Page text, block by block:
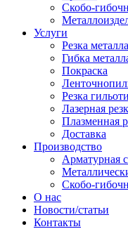
Скобо-
Услуги
Резка металла
Гибка
Покраска
Резка
Лазерная
Плазменная
Доставка
Производство
Арматурная
Скобо-
О нас
Новости/статьи
Контакты